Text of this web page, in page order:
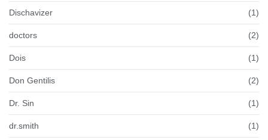
Dischavizer (1)
doctors (2)
Dois (1)
Don Gentilis (2)
Dr. Sin (1)
dr.smith (1)